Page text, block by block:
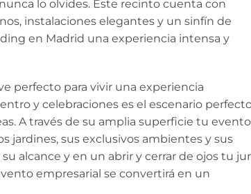
lo olvides. Este recinto cuenta con
instalaciones elegantes y un sinfín de
en Madrid una experiencia intensa y
perfecto para vivir una experiencia
y celebraciones es el escenario
A través de su amplia superficie tu evento
jardines, sus exclusivos ambientes y sus
alcance y en un abrir y cerrar de ojos tu
empresarial se convertirá en un